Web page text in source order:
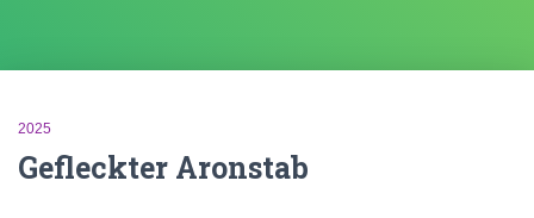
2025
Gefleckter Aronstab